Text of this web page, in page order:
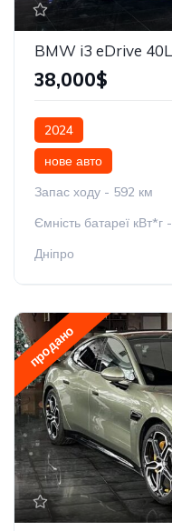
BMW i3 eDrive
38,000$
2024
нове авто
Запас ходу - 592 км
Ємність батареї кВт*г
Дніпро
продано